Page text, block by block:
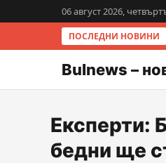
06 август 2026,
ПОСЛЕДНИ НОВИНИ
Италия и
Bulnews –
Експерти:
бедни ще